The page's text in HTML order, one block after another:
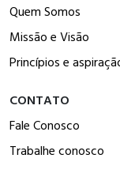
Quem Somos
Missão e Visão
Princípios e
CONTATO
Fale Conosco
Trabalhe conosco